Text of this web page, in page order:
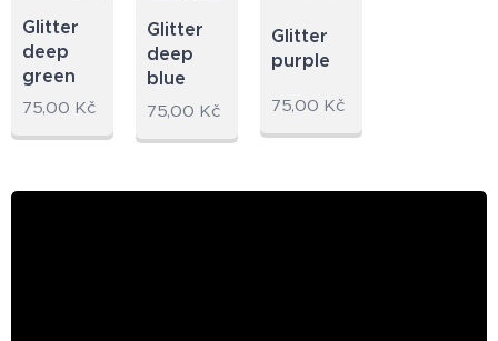
Glitter
deep
green
75,00 Kč
Glitter
deep
blue
75,00 Kč
Glitter
purple
75,00 Kč